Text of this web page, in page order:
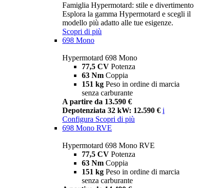
Famiglia Hypermotard: stile e divertimento
Esplora la gamma Hypermotard e scegli il
modello più adatto alle tue esigenze.
Scopri di più
698 Mono
Hypermotard 698 Mono
77,5 CV Potenza
63 Nm Coppia
151 kg Peso in ordine di marcia
senza carburante
A partire da 13.590 €
Depotenziata 32 kW: 12.590 € i
Configura Scopri di più
698 Mono RVE
Hypermotard 698 Mono RVE
77,5 CV Potenza
63 Nm Coppia
151 kg Peso in ordine di marcia
senza carburante